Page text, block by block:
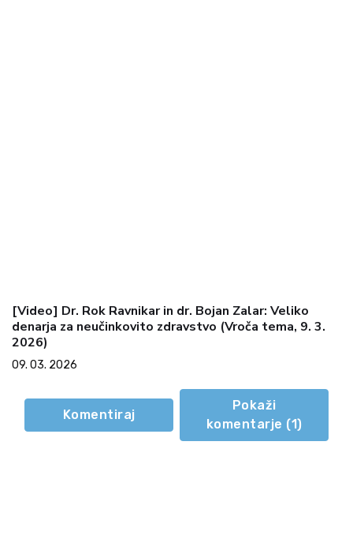
[Video] Dr. Rok Ravnikar in dr. Bojan Zalar: Veliko
denarja za neučinkovito zdravstvo (Vroča tema, 9. 3.
2026)
09. 03. 2026
Komentiraj
Pokaži
komentarje (1)